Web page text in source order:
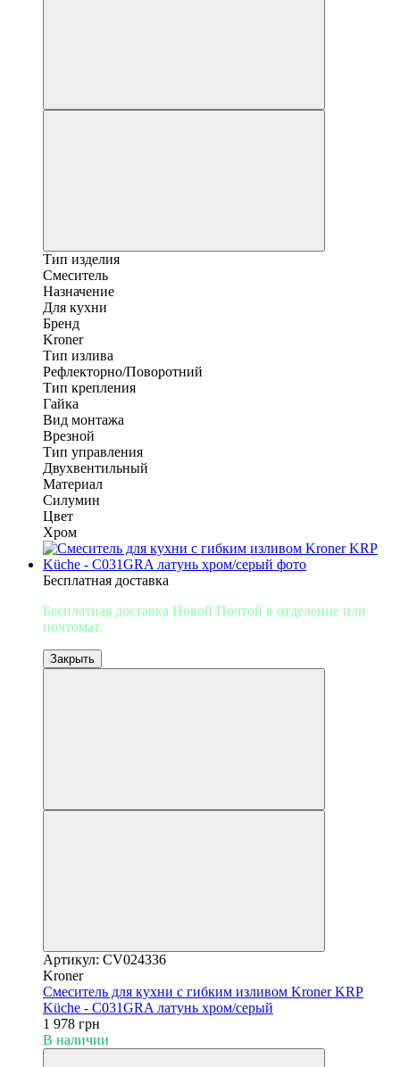
Тип изделия
Смеситель
Назначение
Для кухни
Бренд
Kroner
Тип излива
Рефлекторно/Поворотний
Тип крепления
Гайка
Вид монтажа
Врезной
Тип управления
Двухвентильный
Материал
Силумин
Цвет
Хром
Бесплатная доставка
Бесплатная доставка Новой Почтой в отделение или
почтомат.
Закрыть
Артикул: CV024336
Kroner
Смеситель для кухни с гибким изливом Kroner KRP
Küche - C031GRA латунь хром/серый
1 978 грн
В наличии